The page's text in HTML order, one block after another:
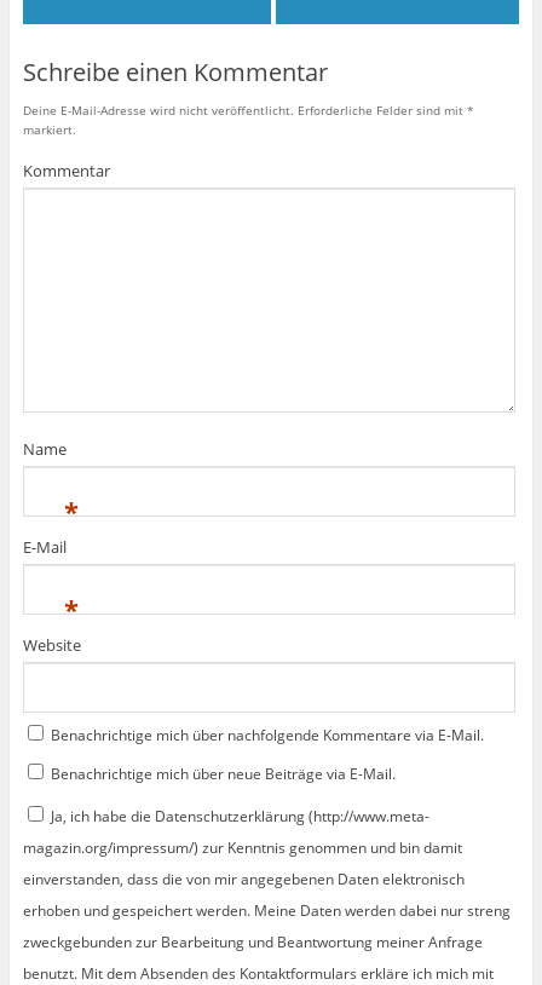
Schreibe einen Kommentar
Deine E-Mail-Adresse wird nicht veröffentlicht. Erforderliche Felder sind mit *
markiert.
Kommentar
Name
*
E-Mail
*
Website
Benachrichtige mich über nachfolgende Kommentare via E-Mail.
Benachrichtige mich über neue Beiträge via E-Mail.
Ja, ich habe die Datenschutzerklärung (http://www.meta-
magazin.org/impressum/) zur Kenntnis genommen und bin damit
einverstanden, dass die von mir angegebenen Daten elektronisch
erhoben und gespeichert werden. Meine Daten werden dabei nur streng
zweckgebunden zur Bearbeitung und Beantwortung meiner Anfrage
benutzt. Mit dem Absenden des Kontaktformulars erkläre ich mich mit